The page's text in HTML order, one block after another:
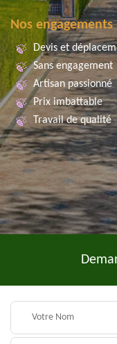
Nos engagements
Devis et
Sans engagement
Artisan passionné
Prix imbattable
Travail de qualité